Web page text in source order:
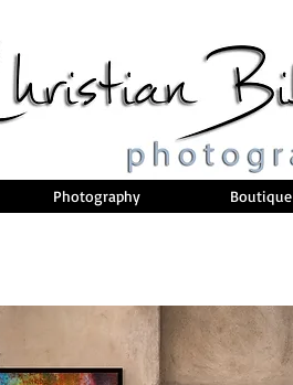
Photography Boutique